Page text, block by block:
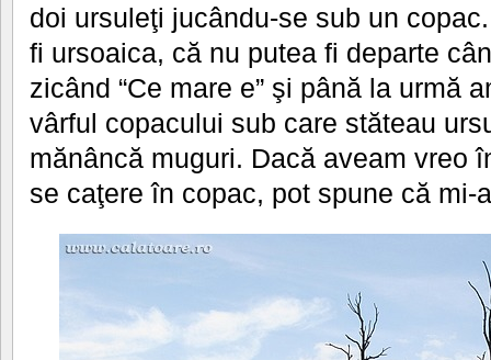
doi ursuleţi jucându-se sub un
fi ursoaica, că nu putea fi departe
zicând “Ce mare e” şi până la urmă
vârful copacului sub care stăteau
mănâncă muguri. Dacă aveam vreo
se caţere în copac, pot spune că mi-